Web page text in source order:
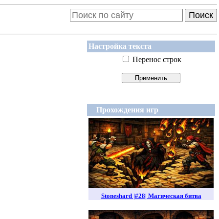
Поиск
Настройка текста
Перенос строк
Прохождения игр
Stoneshard |#28| Магическая битва